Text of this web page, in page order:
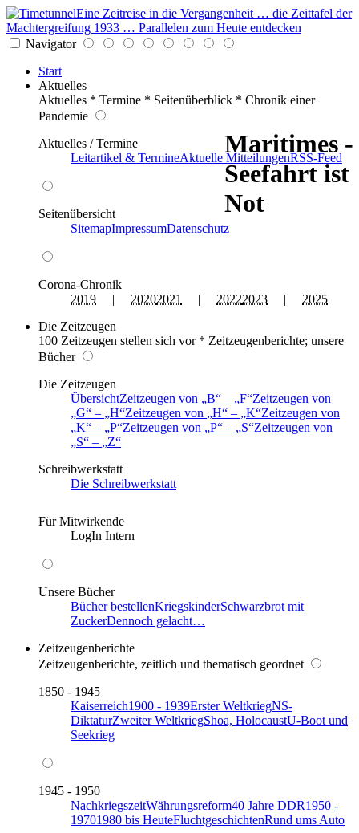
Eine Zeitreise in die Vergangenheit … die Zeittafel der
Machtergreifung 1933 … Parallelen zum Heute entdecken
Navigator
Start
Aktuelles
Aktuelles * Termine * Seitenüberblick * Chronik einer
Pandemie
Aktuelles / Termine
Leitartikel & TermineAktuelle MitteilungenRSS-Feed
Seitenübersicht
SitemapImpressumDatenschutz
Corona-Chronik
2019 | 20202021 | 20222023 | 2025
Die Zeitzeugen
100 Zeitzeugen stellen sich vor * Zeitzeugenberichte; unsere
Bücher
Die Zeitzeugen
ÜbersichtZeitzeugen von B – F Zeitzeugen von
G
– H Zeitzeugen von H – K Zeitzeugen von
K
– P Zeitzeugen von P – S Zeitzeugen von
S
–
Z
Schreibwerkstatt
Die Schreibwerkstatt
Für Mitwirkende
LogIn Intern
Unsere Bücher
Bücher bestellenKriegskinderSchwarzbrot mit
ZuckerDennoch gelacht…
Zeitzeugenberichte
Zeitzeugenberichte, zeitlich und thematisch geordnet
1850 - 1945
Kaiserreich1900 - 1939Erster WeltkriegNS-
DiktaturZweiter WeltkriegShoa, HolocaustU-Boot und
Seekrieg
1945 - 1950
NachkriegszeitWährungsreform40 Jahre DDR1950 -
19701980 bis HeuteFluchtgeschichtenRund ums Auto
Maritimes -
Seefahrt ist
Not